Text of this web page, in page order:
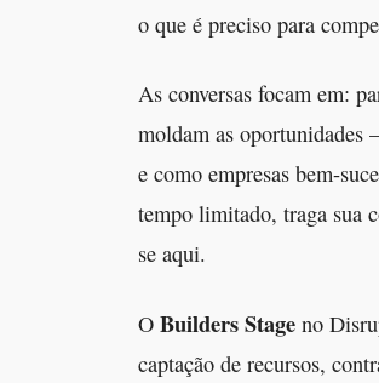
o que é preciso para
As conversas focam em:
moldam as oportunidades
e como empresas bem-
tempo limitado, traga sua
se aqui.
O Builders Stage no
captação de recursos,